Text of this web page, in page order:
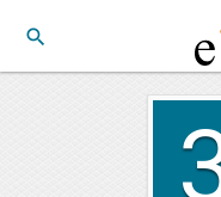
search